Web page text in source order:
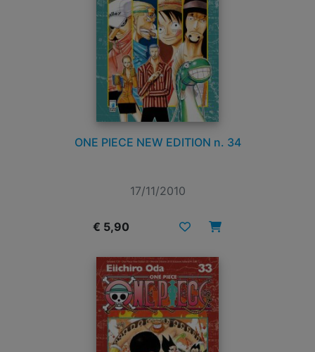
ONE PIECE NEW EDITION n. 34
17/11/2010
€ 5,90